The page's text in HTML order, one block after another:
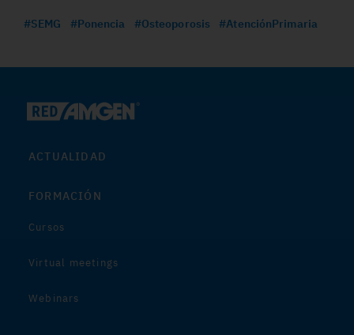
#SEMG #Ponencia #Osteoporosis #AtenciónPrimaria
ACTUALIDAD
FORMACIÓN
Cursos
Virtual meetings
Webinars